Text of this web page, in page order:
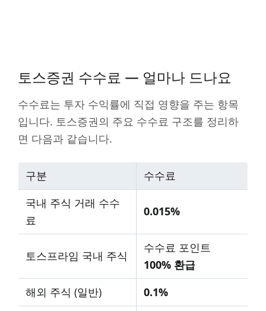
토스증권 수수료 — 얼마나 드나요
수수료는 투자 수익률에 직접 영향을 주는 항목
입니다. 토스증권의 주요 수수료 구조를 정리하
면 다음과 같습니다.
구분
수수료
국내 주식 거래 수수
료
0.015%
토스프라임 국내 주식
수수료 포인트
100% 환급
해외 주식 (일반)
0.1%